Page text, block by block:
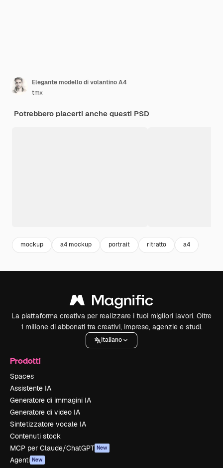
Elegante modello di volantino A4
tmx
Potrebbero piacerti anche questi PSD
mockup a4 mockup portrait ritratto a4
La piattaforma creativa per realizzare i tuoi migliori lavori. Oltre
1 milione di abbonati tra creativi, imprese, agenzie e studi.
Italiano
Prodotti
Spaces
Assistente IA
Generatore di immagini IA
Generatore di video IA
Sintetizzatore vocale IA
Contenuti stock
MCP per Claude/ChatGPT New
Agenti New